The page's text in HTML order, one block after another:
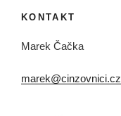
KONTAKT
Marek Čačka
marek@cinzovnici.cz